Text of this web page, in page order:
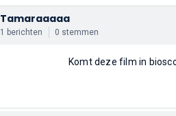
Tamaraaaaa
1 berichten 0 stemmen
Komt deze film in